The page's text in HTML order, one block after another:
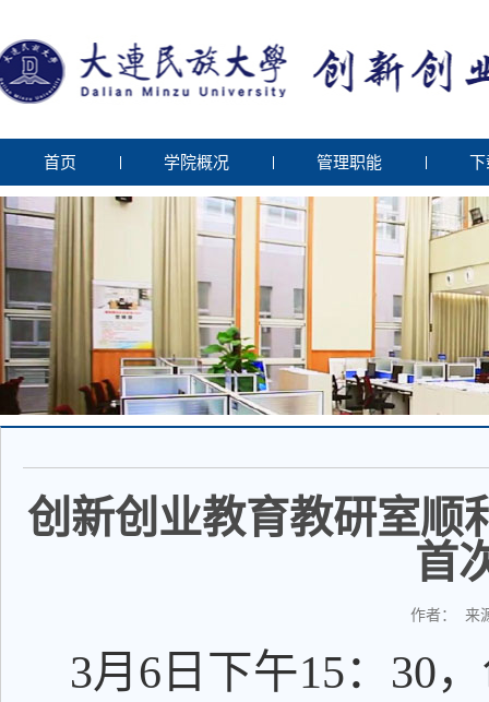
首页 学院概况 管理职能 下
创新创业教育教研室顺
首
作者： 来
3月6日下午15：30